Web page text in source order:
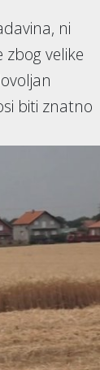
ni
velike
biti znatno